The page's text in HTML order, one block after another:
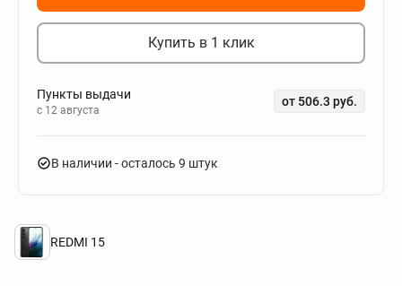
Купить в 1 клик
Пункты выдачи
c 12 августа
от 506.3 руб.
В наличии - осталось 9 штук
REDMI 15